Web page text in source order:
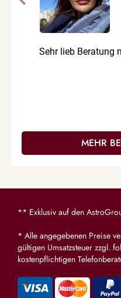
Sehr lieb Beratung
MEHR
** Exklusiv auf den
* Alle angegebenen Preise
gültigen Umsatzsteuer zzgl.
kostenpflichtigen